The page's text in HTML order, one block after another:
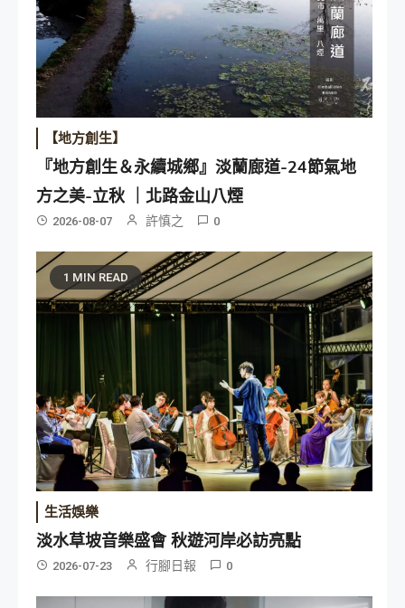
【地方創生】
『地方創生＆永續城鄉』淡蘭廊道-24節氣地
方之美-立秋 ｜北路金山八煙
2026-08-07 許慎之 0
1 MIN READ
生活娛樂
淡水草坡音樂盛會 秋遊河岸必訪亮點
2026-07-23 行腳日報 0